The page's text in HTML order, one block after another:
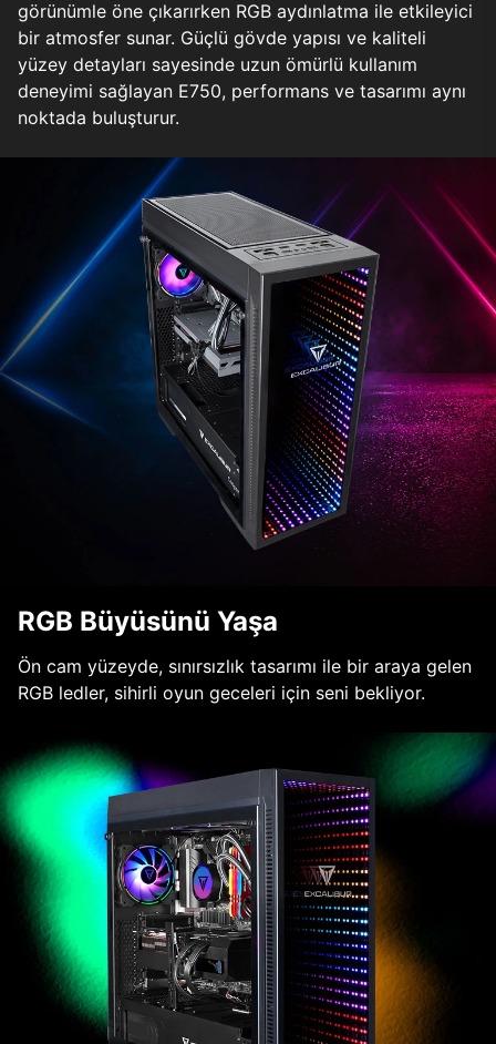
görünümle öne çıkarırken RGB aydınlatma ile etkileyici
bir atmosfer sunar. Güçlü gövde yapısı ve kaliteli
yüzey detayları sayesinde uzun ömürlü kullanım
deneyimi sağlayan E750, performans ve tasarımı aynı
noktada buluşturur.
RGB Büyüsünü Yaşa
Ön cam yüzeyde, sınırsızlık tasarımı ile bir araya gelen
RGB ledler, sihirli oyun geceleri için seni bekliyor.